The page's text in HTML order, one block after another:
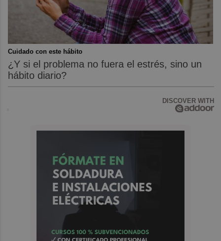
Cuidado con este hábito
¿Y si el problema no fuera el estrés, sino un
hábito diario?
DISCOVER WITH